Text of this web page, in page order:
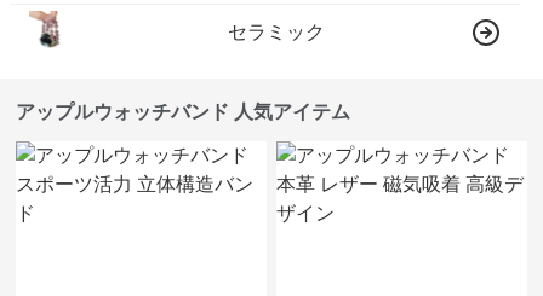
セラミック
アップルウォッチバンド 人気アイテム